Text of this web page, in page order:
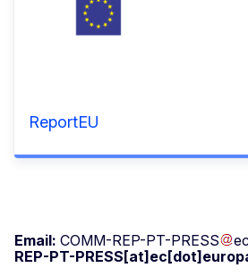
ReportEU
Email: COMM-REP-PT-PRESS ec
REP-PT-